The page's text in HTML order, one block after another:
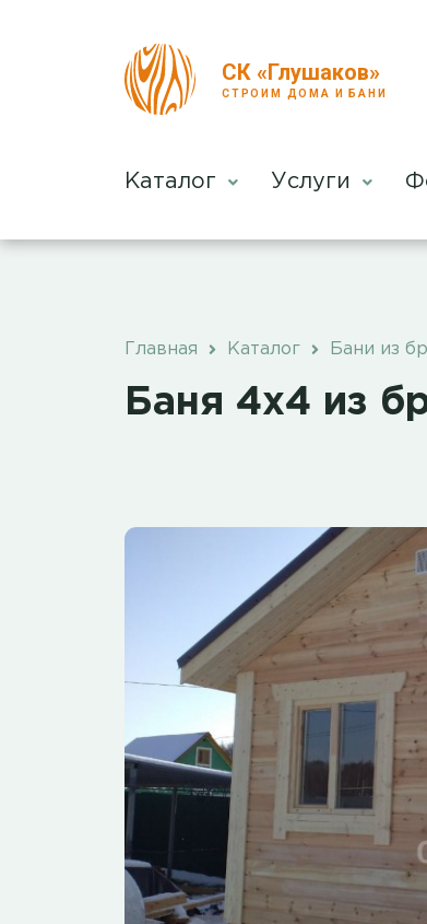
СК «Глушаков»
СТРОИМ ДОМА И БАНИ
Каталог Услуги
Главная Каталог Бани из
Баня 4х4 из